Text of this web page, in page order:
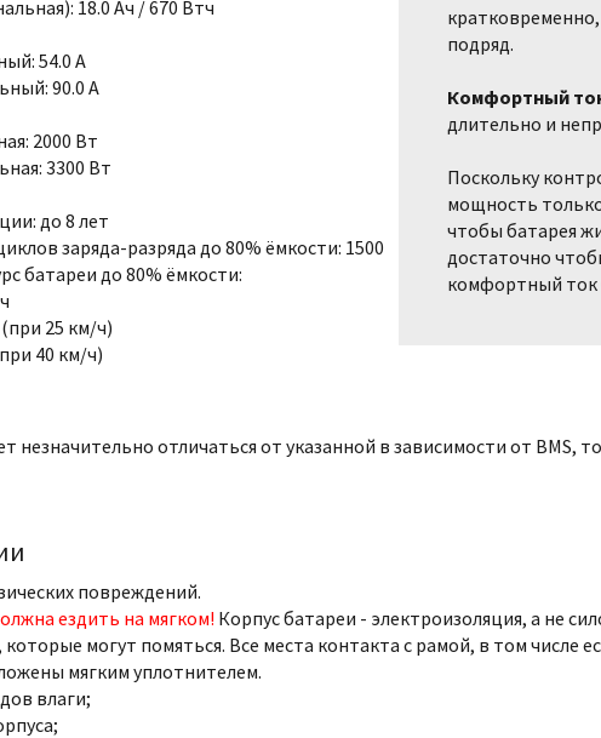
подряд.
Комфортный
длительно и
Поскольку
мощность только
чтобы батарея
достаточно
комфортный ток
18.0 Ач / 670 Втч
54.0 A
90.0 A
2000 Вт
3300 Вт
до 8 лет
заряда-разряда до 80% ёмкости: 1500
батареи до 80% ёмкости:
25 км/ч)
40 км/ч)
незначительно отличаться от указанной в зависимости от
повреждений.
ездить на мягком! Корпус батареи - электроизоляция, а не
которые могут помяться. Все места контакта с рамой, в том числе
мягким уплотнителем.
влаги;